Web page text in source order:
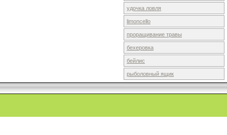
удочка ловля
limoncello
проращивание травы
бехеровка
бейлис
рыболовный ящик